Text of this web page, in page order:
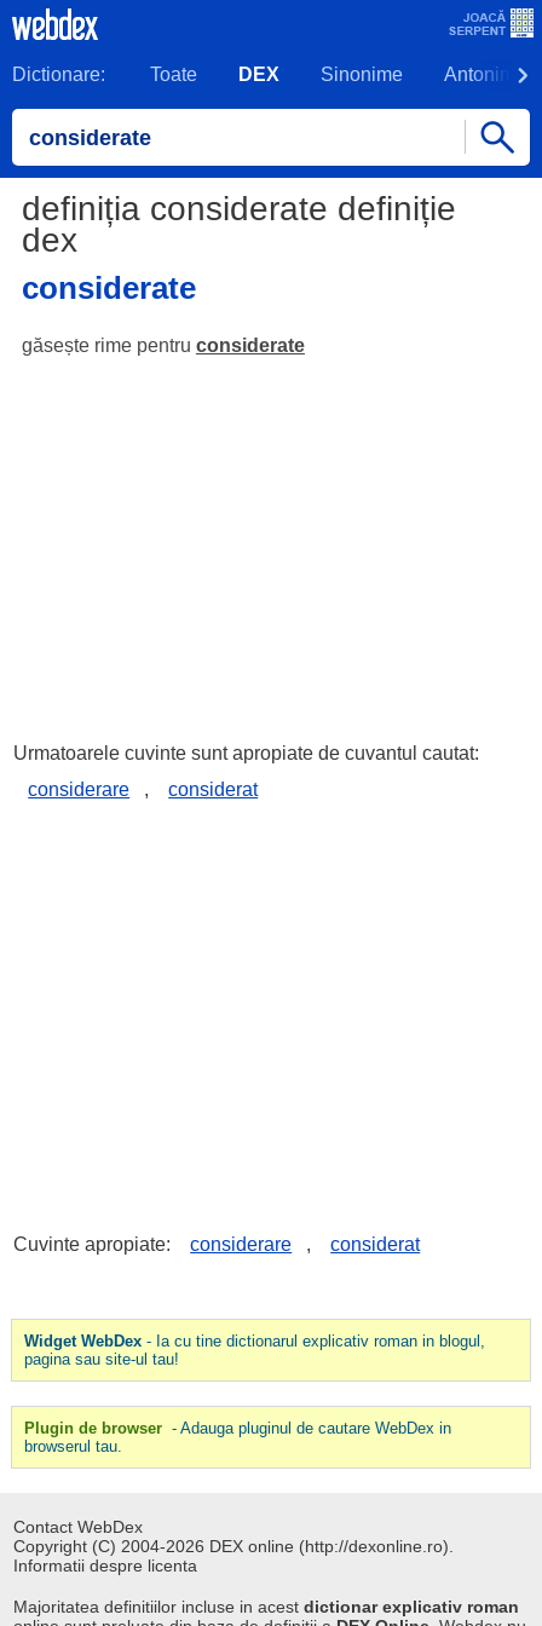
Dictionare: Toate DEX Sinonime Antonime
definiția considerate definiție
dex
considerate
găsește rime pentru considerate
Urmatoarele cuvinte sunt apropiate de cuvantul cautat:
considerare
, considerat
Cuvinte apropiate: considerare , considerat
Widget WebDex- Ia cu tine dictionarul explicativ roman in blogul,
pagina sau site-ul tau!
Plugin de browser - Adauga pluginul de cautare WebDex in
browserul tau.
Contact WebDex
Copyright (C) 2004-2026 DEX online (http://dexonline.ro).
Informatii despre licenta
Majoritatea definitiilor incluse in acestdictionar explicativ roman